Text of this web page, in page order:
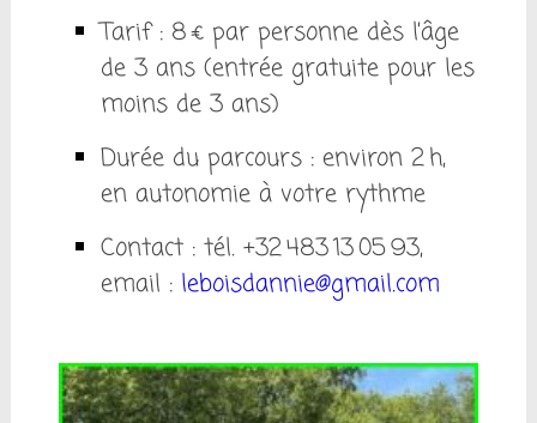
Tarif : 8 € par personne dès l’âge
de 3 ans (entrée gratuite pour les
moins de 3 ans)
Durée du parcours : environ 2 h,
en autonomie à votre rythme
Contact : tél. +32 483 13 05 93,
email : leboisdannie@gmail.com